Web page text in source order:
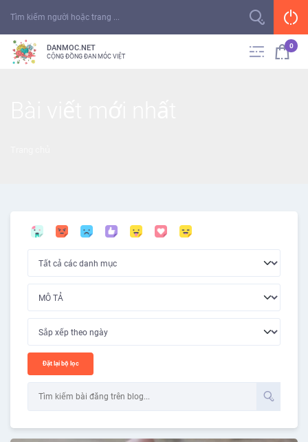
DANMOC.NET
CỘNG ĐỒNG ĐAN MÓC VIỆT
0
Đặt lại bộ lọc